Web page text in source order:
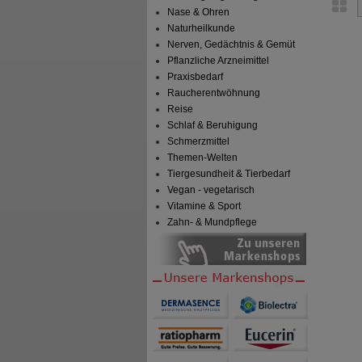
Nase & Ohren
Naturheilkunde
Nerven, Gedächtnis & Gemüt
Pflanzliche Arzneimittel
Praxisbedarf
Raucherentwöhnung
Reise
Schlaf & Beruhigung
Schmerzmittel
Themen-Welten
Tiergesundheit & Tierbedarf
Vegan - vegetarisch
Vitamine & Sport
Zahn- & Mundpflege